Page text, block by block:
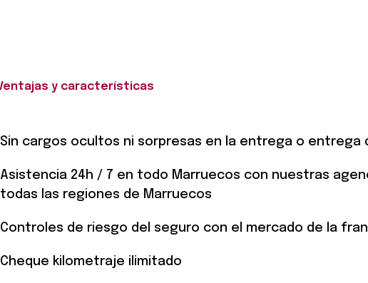
Sin cargos ocultos ni sorpresas en la entrega o entrega
Asistencia 24h / 7 en todo Marruecos con nuestras
todas las regiones de Marruecos
Controles de riesgo del seguro con el mercado de la
Cheque kilometraje ilimitado